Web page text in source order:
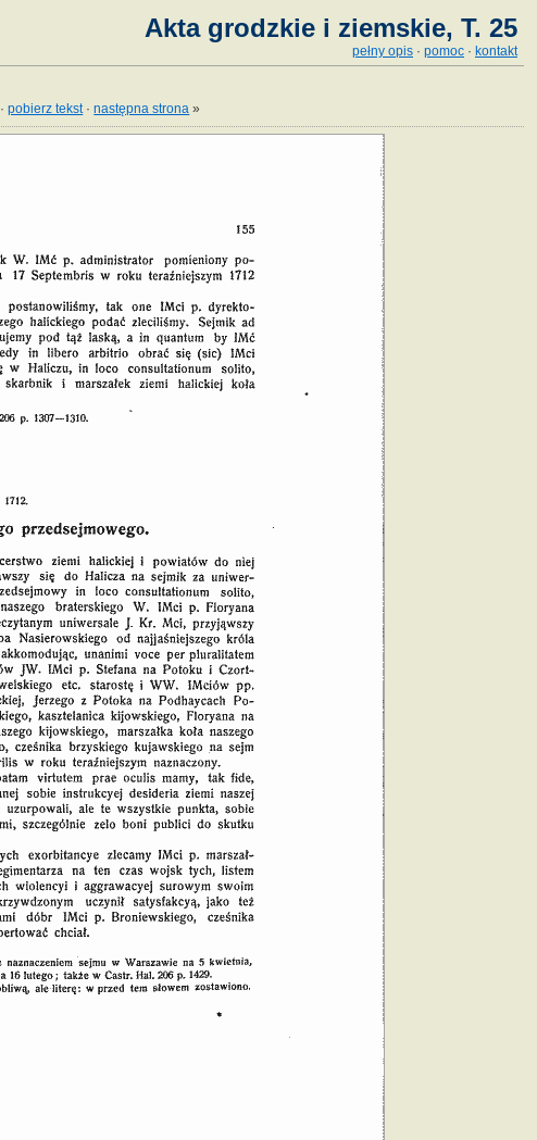
Akta grodzkie i ziemskie, T. 25
pełny opis · pomoc · kontakt
·pobierz tekst·następna strona »